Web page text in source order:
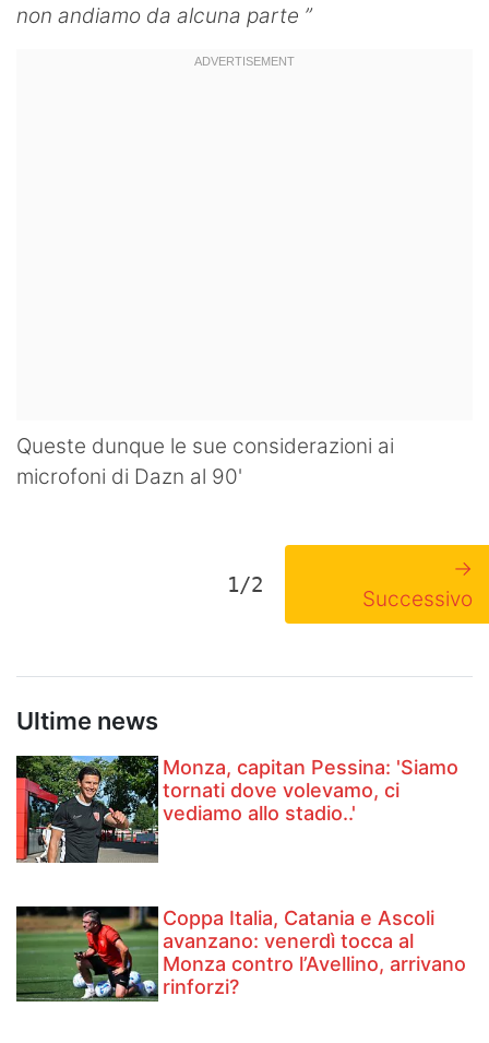
non andiamo da alcuna parte ”
Queste dunque le sue considerazioni ai
microfoni di Dazn al 90'
1/2
→
Successivo
Ultime news
Monza, capitan Pessina: 'Siamo
tornati dove volevamo, ci
vediamo allo stadio..'
Coppa Italia, Catania e Ascoli
avanzano: venerdì tocca al
Monza contro l’Avellino, arrivano
rinforzi?